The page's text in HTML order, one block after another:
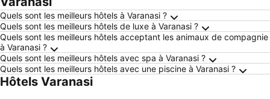
Quels sont les meilleurs hôtels à Varanasi ?
Quels sont les meilleurs hôtels de luxe à Varanasi ?
Quels sont les meilleurs hôtels acceptant les animaux de compagnie
à Varanasi ?
Quels sont les meilleurs hôtels avec spa à Varanasi ?
Quels sont les meilleurs hôtels avec une piscine à Varanasi ?
Hôtels Varanasi